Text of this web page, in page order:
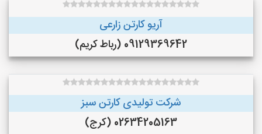
آریو کارتن زارعی
09129369642 (رباط کریم)
شرکت تولیدی کارتن سبز
02634205163 (کرج)